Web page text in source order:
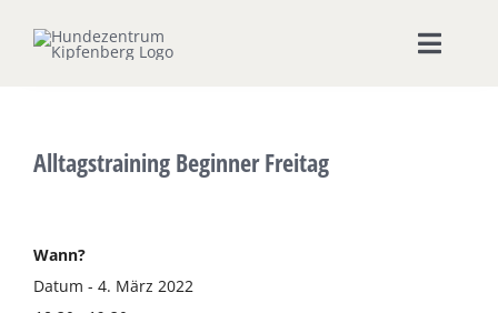
Inhalt
Toggle
Seminare & Workshops
Alltagstraining Beginner Freitag
Wann?
Datum - 4. März 2022